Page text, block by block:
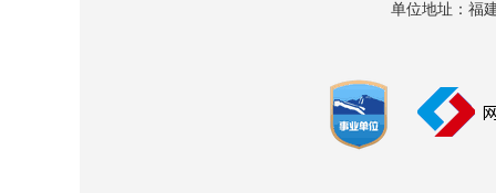
单位地址：福